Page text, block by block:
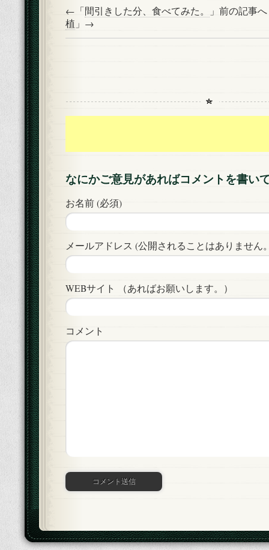
←「間引きした分、食べてみた。
」前の記
植 」→
なにかご意見があればコメントを書い
お名前 (必須)
メールアドレス (公開されることはありません
WEBサイト （あればお願いします。）
コメント